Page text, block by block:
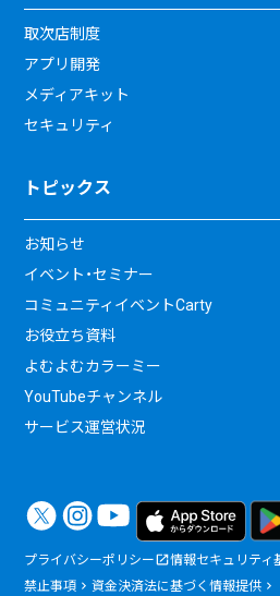
取次店制度
アプリ開発
メディアキット
セキュリティ
トピックス
お知らせ
イベント・セミナー
コミュニティイベントCarty
お役立ち資料
よむよむカラーミー
YouTubeチャンネル
サービス運営状況
プライバシーポリシー 情報セキュリティ
禁止事項
資金決済法に基づく情報提供